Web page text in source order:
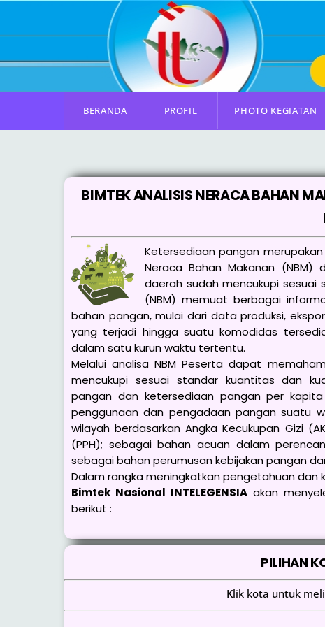
content
BERANDA PROFIL PHOTO KEGIATAN
BIMTEK ANALISIS NERACA BAHAN
Ketersediaan pangan
Neraca Bahan Makanan
daerah sudah mencukupi sesuai
(NBM) memuat berbagai
bahan pangan, mulai dari data produksi,
yang terjadi hingga suatu komodidas
dalam satu kurun waktu tertentu.
Melalui analisa NBM Peserta dapat
mencukupi sesuai standar kuantitas dan
pangan dan ketersediaan pangan per
penggunaan dan pengadaan pangan suatu
wilayah berdasarkan Angka Kecukupan Gizi
(PPH); sebagai bahan acuan dalam
sebagai bahan perumusan kebijakan pangan
Dalam rangka meningkatkan pengetahuan dan
Bimtek Nasional INTELEGENSIAakan
berikut :
PILIHAN
Klik kota untuk